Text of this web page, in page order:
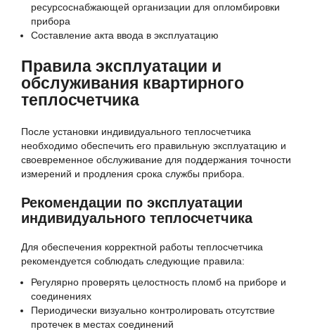
ресурсоснабжающей организации для опломбировки
прибора
Составление акта ввода в эксплуатацию
Правила эксплуатации и
обслуживания квартирного
теплосчетчика
После установки индивидуального теплосчетчика
необходимо обеспечить его правильную эксплуатацию и
своевременное обслуживание для поддержания точности
измерений и продления срока службы прибора.
Рекомендации по эксплуатации
индивидуального теплосчетчика
Для обеспечения корректной работы теплосчетчика
рекомендуется соблюдать следующие правила:
Регулярно проверять целостность пломб на приборе и
соединениях
Периодически визуально контролировать отсутствие
протечек в местах соединений